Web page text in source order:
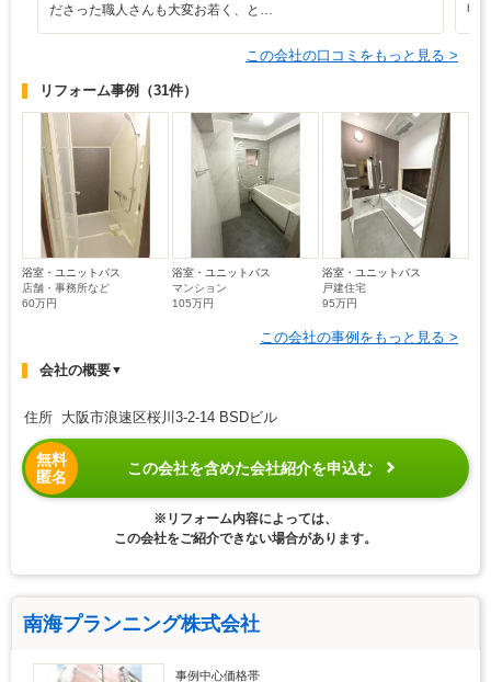
ださった職人さんも大変お若く、と…
甲
この会社の口コミをもっと見る >
リフォーム事例 （31件）
浴室・ユニットバス
店舗・事務所など
60万円
浴室・ユニットバス
マンション
105万円
浴室・ユニットバス
戸建住宅
95万円
この会社の事例をもっと見る >
会社の概要▼
住所 大阪市浪速区桜川3-2-14 BSDビル
無料
匿名
この会社を含めた会社紹介を申込む
※リフォーム内容によっては、
この会社をご紹介できない場合があります。
南海プランニング株式会社
事例中心価格帯